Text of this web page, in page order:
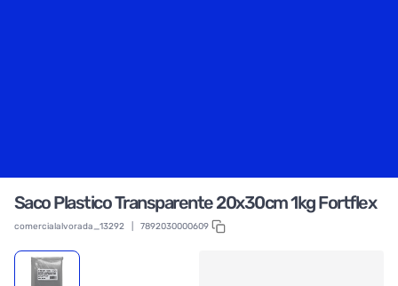
Saco Plastico Transparente 20x30cm 1kg Fortflex
comercialalvorada_13292 7892030000609